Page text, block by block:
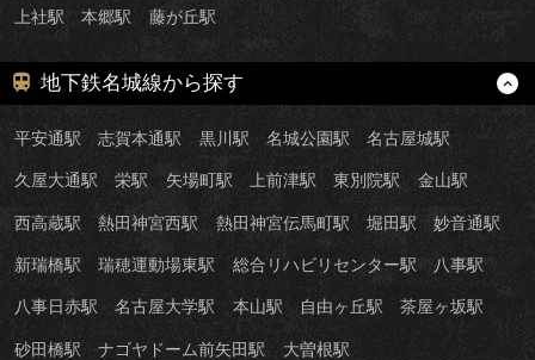
上社駅 本郷駅 藤が丘駅
地下鉄名城線から探す
平安通駅 志賀本通駅 黒川駅 名城公園駅 名古屋城駅
久屋大通駅 栄駅 矢場町駅 上前津駅 東別院駅 金山駅
西高蔵駅 熱田神宮西駅 熱田神宮伝馬町駅 堀田駅 妙音通駅
新瑞橋駅 瑞穂運動場東駅 総合リハビリセンター駅 八事駅
八事日赤駅 名古屋大学駅 本山駅 自由ヶ丘駅 茶屋ヶ坂駅
砂田橋駅 ナゴヤドーム前矢田駅 大曽根駅